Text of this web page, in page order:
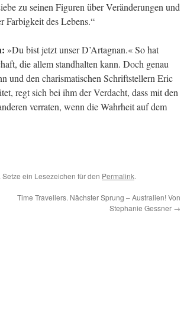
zu seinen Figuren über Veränderungen und
Farbigkeit des Lebens.“
»Du bist jetzt unser D’Artagnan.« So hat
die allem standhalten kann. Doch genau
und den charismatischen Schriftstellern Eric
regt sich bei ihm der Verdacht, dass mit den
verraten, wenn die Wahrheit auf dem
Setze ein Lesezeichen für den Permalink.
Time Travellers. Nächster Sprung – Australien! Von
Stephanie Gessner →